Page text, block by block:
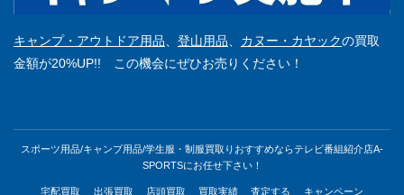
キャンプ・アウトドア用品 登山用品 カヌー・カヤックの買取
金額が20%UP!! この機会にぜひお売りください！
スポーツ用品/キャンプ用品/学生服・制服買取りおすすめならテレビ番組紹介店A-
SPORTSにお任せ下さい！
宅配買取 出張買取 店頭買取 買取実績 査定する キャンペーン